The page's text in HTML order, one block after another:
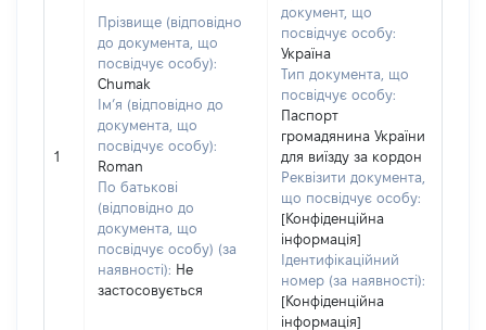
1
Прізвище (відповідно
до документа, що
посвідчує особу):
Chumak
Ім’я (відповідно до
документа, що
посвідчує особу):
Roman
По батькові
(відповідно до
документа, що
посвідчує особу) (за
наявності): Не
застосовується
документ, що
посвідчує особу:
Україна
Тип документа, що
посвідчує особу:
Паспорт
громадянина України
для виїзду за кордон
Реквізити документа,
що посвідчує особу:
[Конфіденційна
інформація]
Ідентифікаційний
номер (за наявності):
[Конфіденційна
інформація]